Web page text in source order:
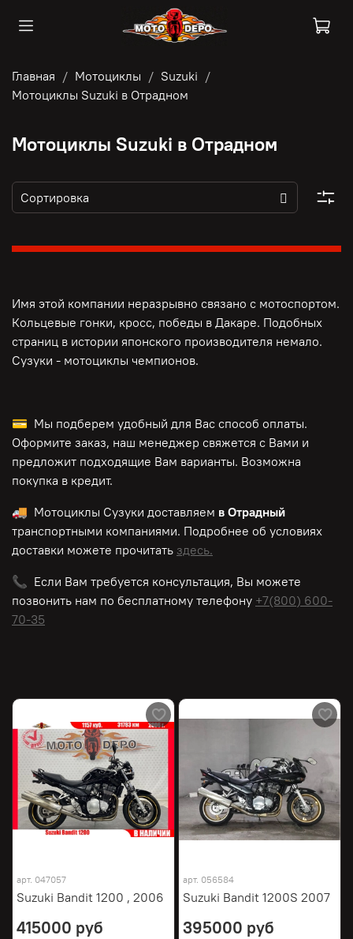
Главная Мотоциклы
Suzuki
Мотоциклы Suzuki в Отрадном
Мотоциклы Suzuki в Отрадном
Имя этой компании неразрывно связано с мотоспортом.
Кольцевые гонки, кросс, победы в Дакаре. Подобных
страниц в истории японского производителя немало.
Сузуки - мотоциклы чемпионов.
💳 Мы подберем удобный для Вас способ оплаты.
Оформите заказ, наш менеджер свяжется с Вами и
предложит подходящие Вам варианты. Возможна
покупка в кредит.
🚚 Мотоциклы Сузуки доставляем в Отрадный
транспортными компаниями. Подробнее об условиях
доставки можете прочитать здесь.
📞 Если Вам требуется консультация, Вы можете
позвонить нам по бесплатному телефону +7(800) 600-
70-35
арт. 047057
Suzuki Bandit 1200 , 2006
415000 руб
арт. 056584
Suzuki Bandit 1200S 2007
395000 руб